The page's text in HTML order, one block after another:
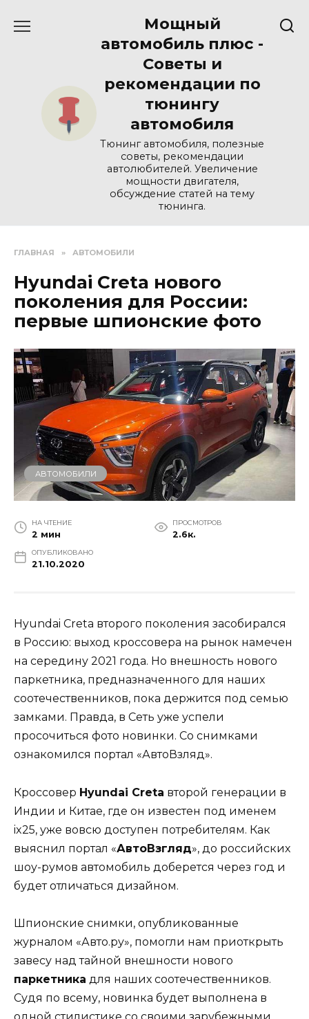
Мощный
автомобиль плюс -
Советы и
рекомендации по
тюнингу
автомобиля
Тюнинг автомобиля, полезные
советы, рекомендации
автолюбителей. Увеличение
мощности двигателя,
обсуждение статей на тему
тюнинга.
ГЛАВНАЯ » АВТОМОБИЛИ
Hyundai Creta нового
поколения для России:
первые шпионские фото
АВТОМОБИЛИ
НА ЧТЕНИЕ
2 мин
ПРОСМОТРОВ
2.6к.
ОПУБЛИКОВАНО
21.10.2020
Hyundai Creta второго поколения засобирался
в Россию: выход кроссовера на рынок намечен
на середину 2021 года. Но внешность нового
паркетника, предназначенного для наших
соотечественников, пока держится под семью
замками. Правда, в Сеть уже успели
просочиться фото новинки. Со снимками
ознакомился портал «АвтоВзляд».
Кроссовер Hyundai Creta второй генерации в
Индии и Китае, где он известен под именем
ix25, уже вовсю доступен потребителям. Как
выяснил портал «АвтоВзгляд», до российских
шоу-румов автомобиль доберется через год и
будет отличаться дизайном.
Шпионские снимки, опубликованные
журналом «Авто.ру», помогли нам приоткрыть
завесу над тайной внешности нового
паркетника для наших соотечественников.
Судя по всему, новинка будет выполнена в